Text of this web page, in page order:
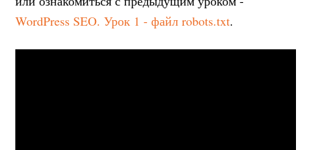
WordPress SEO. Урок 1 - файл robots.txt.